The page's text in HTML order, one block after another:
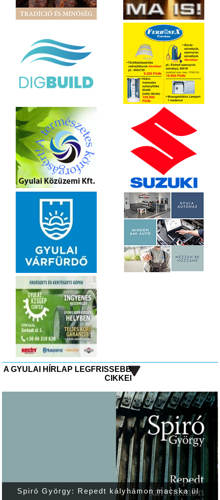
A GYULAI HÍRLAP LEGFRISSEBB
CIKKEI
Spiró György: Repedt kályhámon macska ül